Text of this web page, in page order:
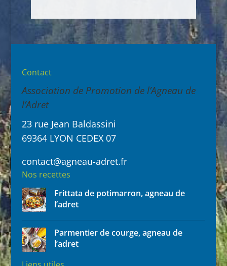
Contact
Association de Promotion de l’Agneau de
l’Adret
23 rue Jean Baldassini
69364 LYON CEDEX 07
contact@agneau-adret.fr
Nos recettes
Frittata de potimarron, agneau de
l’adret
Parmentier de courge, agneau de
l’adret